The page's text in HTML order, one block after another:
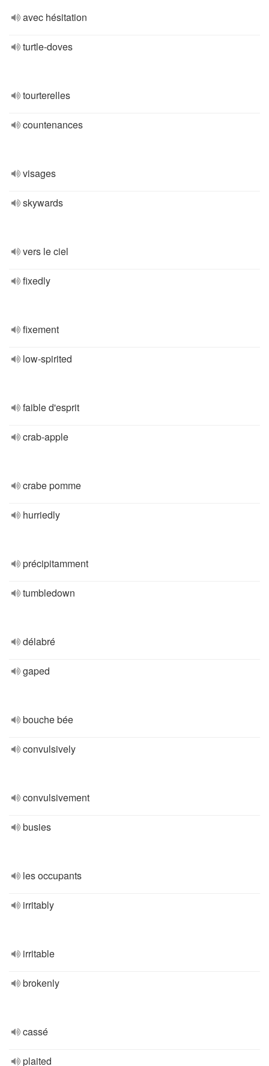
avec hésitation
turtle-doves
tourterelles
countenances
visages
skywards
vers le ciel
fixedly
fixement
low-spirited
faible d'esprit
crab-apple
crabe pomme
hurriedly
précipitamment
tumbledown
délabré
gaped
bouche bée
convulsively
convulsivement
busies
les occupants
irritably
irritable
brokenly
cassé
plaited